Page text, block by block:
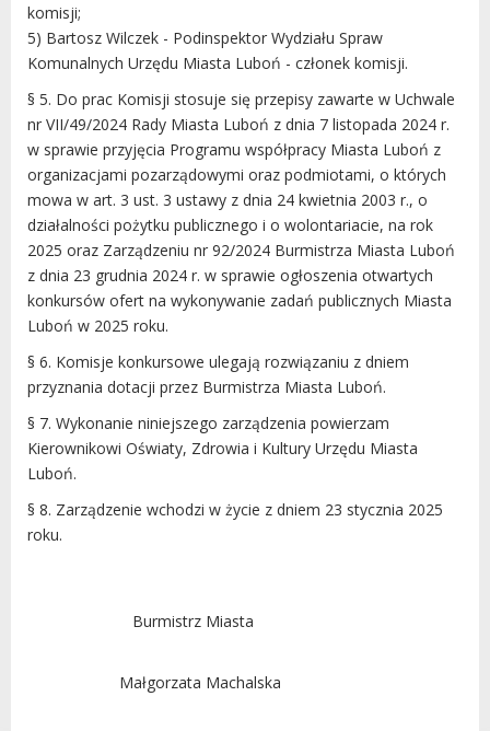
komisji;
5) Bartosz Wilczek - Podinspektor Wydziału Spraw
Komunalnych Urzędu Miasta Luboń - członek komisji.
§ 5. Do prac Komisji stosuje się przepisy zawarte w Uchwale
nr VII/49/2024 Rady Miasta Luboń z dnia 7 listopada 2024 r.
w sprawie przyjęcia Programu współpracy Miasta Luboń z
organizacjami pozarządowymi oraz podmiotami, o których
mowa w art. 3 ust. 3 ustawy z dnia 24 kwietnia 2003 r., o
działalności pożytku publicznego i o wolontariacie, na rok
2025 oraz Zarządzeniu nr 92/2024 Burmistrza Miasta Luboń
z dnia 23 grudnia 2024 r. w sprawie ogłoszenia otwartych
konkursów ofert na wykonywanie zadań publicznych Miasta
Luboń w 2025 roku.
§ 6. Komisje konkursowe ulegają rozwiązaniu z dniem
przyznania dotacji przez Burmistrza Miasta Luboń.
§ 7. Wykonanie niniejszego zarządzenia powierzam
Kierownikowi Oświaty, Zdrowia i Kultury Urzędu Miasta
Luboń.
§ 8. Zarządzenie wchodzi w życie z dniem 23 stycznia 2025
roku.
Burmistrz Miasta
Małgorzata Machalska